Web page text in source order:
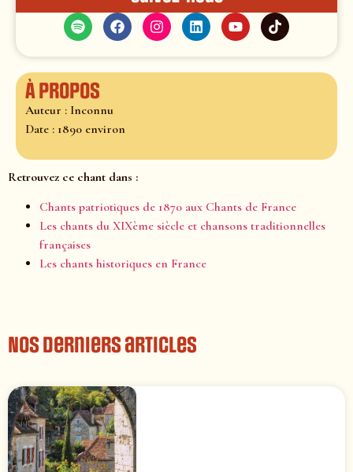
À propos
Auteur : Inconnu
Date : 1890 environ
Retrouvez ce chant dans :
Chants patriotiques de 1870 aux Chants de France
Les chants du XIXème siècle et chansons traditionnelles
françaises
Les chants historiques en France
Nos derniers articles